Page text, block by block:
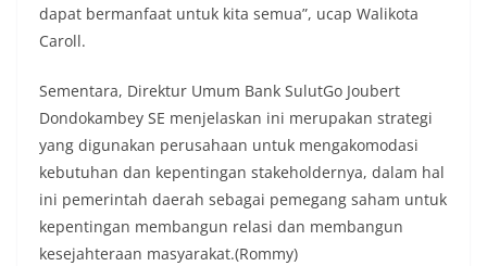
dapat bermanfaat untuk kita semua”, ucap Walikota
Caroll.
Sementara, Direktur Umum Bank SulutGo Joubert
Dondokambey SE menjelaskan ini merupakan strategi
yang digunakan perusahaan untuk mengakomodasi
kebutuhan dan kepentingan stakeholdernya, dalam hal
ini pemerintah daerah sebagai pemegang saham untuk
kepentingan membangun relasi dan membangun
kesejahteraan masyarakat.(Rommy)